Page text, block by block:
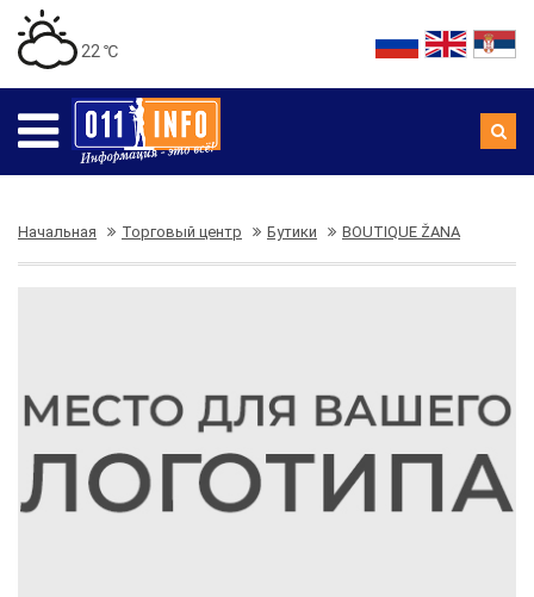
22 ℃
Начальная Торговый центр Бутики BOUTIQUE ŽANA